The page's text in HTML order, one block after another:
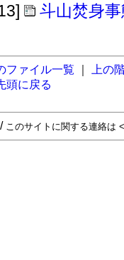
斗山焚身
ファイル一覧
上の
頭に戻る
このサイトに関する連絡は